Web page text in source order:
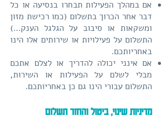
אם במהלך הפעילות תבחרו בנסיעה או כל
דבר אחר הכרוך בתשלום (כמו רכישת מזון
ומשקאות או סיבוב על הגלגל הענק...)
התשלום על פעילויות או שירותים אלו הינו
באחריותכם.
אם אינני יכולה להדריך או לצלם אתכם
מבלי לשלם על הפעילות או השירות,
התשלום עבורי הינו גם כן באחריותכם.
מדיניות שינוי, ביטול והחזר תשלום